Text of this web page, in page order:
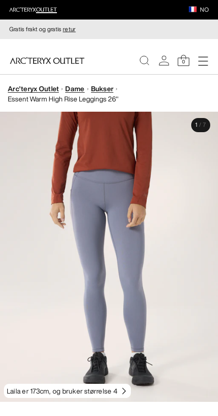
NO
Gratis frakt og gratisretur
0
DAMER
Arc'teryx Outlet Dame
Bukser
Essent Warm High Rise Leggings 26"
Laila er 173cm, og bruker størrelse 4
1 / 7